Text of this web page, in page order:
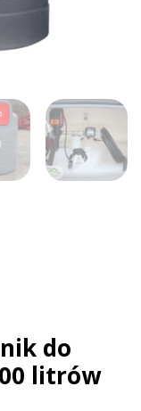
do
litrów